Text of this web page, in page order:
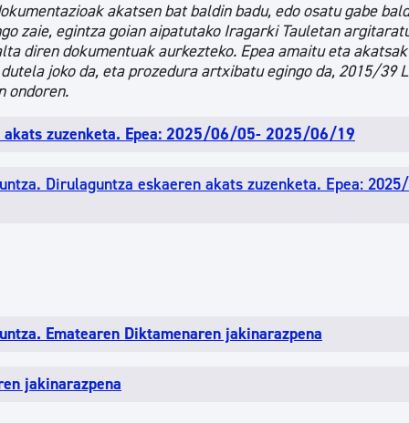
akatsen bat baldin badu, edo osatu gabe
zaie, egintza goian aipatutako Iragarki Tauletan
diren dokumentuak aurkezteko. Epea amaitu eta akatsak
joko da, eta prozedura artxibatu egingo da, 2015/39
ondoren.
akats zuzenketa. Epea: 2025/06/05- 2025/06/19
Dirulaguntza eskaeren akats zuzenketa. Epea:
Ematearen Diktamenaren jakinarazpena
jakinarazpena